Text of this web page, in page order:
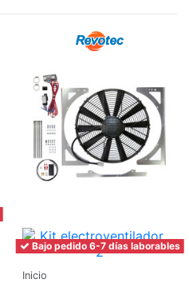
Bajo pedido 6-7 días laborables
Inicio